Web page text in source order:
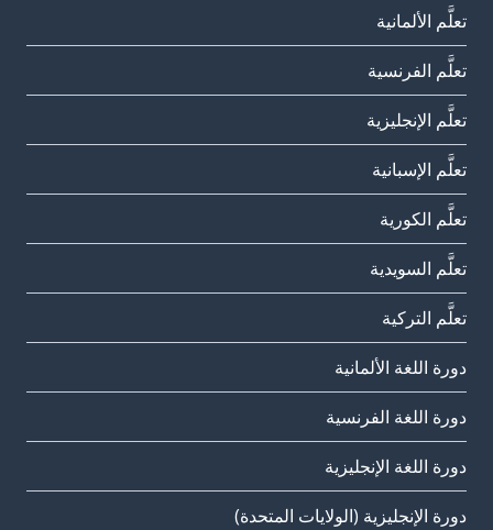
تعلَّم الألمانية
تعلَّم الفرنسية
تعلَّم الإنجليزية
تعلَّم الإسبانية
تعلَّم الكورية
تعلَّم السويدية
تعلَّم التركية
دورة اللغة الألمانية
دورة اللغة الفرنسية
دورة اللغة الإنجليزية
دورة الإنجليزية (الولايات المتحدة)